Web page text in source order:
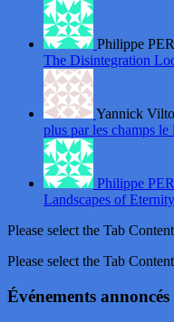
Philippe
The Disintegration
Yannick
plus par les champs
Philippe
Landscapes of Eternity
Please select the Tab
Please select the Tab
Événements annoncés